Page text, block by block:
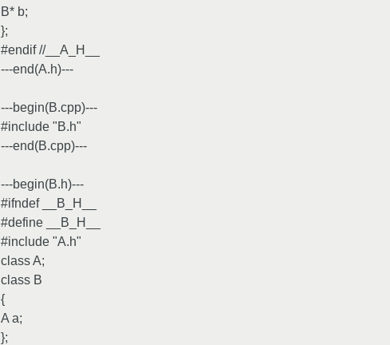
B* b;
};
#endif //__A_H__
---end(A.h)---
---begin(B.cpp)---
#include "B.h"
---end(B.cpp)---
---begin(B.h)---
#ifndef __B_H__
#define __B_H__
#include "A.h"
class A;
class B
{
A a;
};